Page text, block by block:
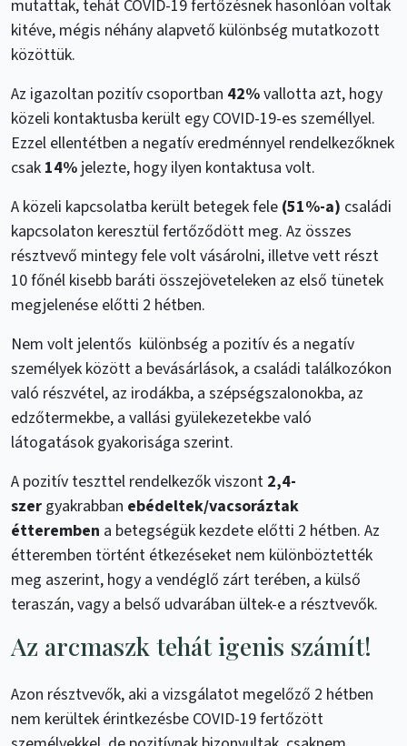
mutattak, tehát COVID-19 fertőzésnek hasonlóan voltak
kitéve, mégis néhány alapvető különbség mutatkozott
közöttük.
Az igazoltan pozitív csoportban 42%vallotta azt, hogy
közeli kontaktusba került egy COVID-19-es személlyel.
Ezzel ellentétben a negatív eredménnyel rendelkezőknek
csak 14% jelezte, hogy ilyen kontaktusa volt.
A közeli kapcsolatba került betegek fele (51%-a) családi
kapcsolaton keresztül fertőződött meg. Az összes
résztvevő mintegy fele volt vásárolni, illetve vett részt
10 főnél kisebb baráti összejöveteleken az első tünetek
megjelenése előtti 2 hétben.
Nem volt jelentős különbség a pozitív és a negatív
személyek között a bevásárlások, a családi találkozókon
való részvétel, az irodákba, a szépségszalonokba, az
edzőtermekbe, a vallási gyülekezetekbe való
látogatások gyakorisága szerint.
A pozitív teszttel rendelkezők viszont 2,4-
szer gyakrabban ebédeltek/vacsoráztak
étteremben a betegségük kezdete előtti 2 hétben. Az
étteremben történt étkezéseket nem különböztették
meg aszerint, hogy a vendéglő zárt terében, a külső
teraszán, vagy a belső udvarában ültek-e a résztvevők.
Az arcmaszk tehát igenis számít!
Azon résztvevők, aki a vizsgálatot megelőző 2 hétben
nem kerültek érintkezésbe COVID-19 fertőzött